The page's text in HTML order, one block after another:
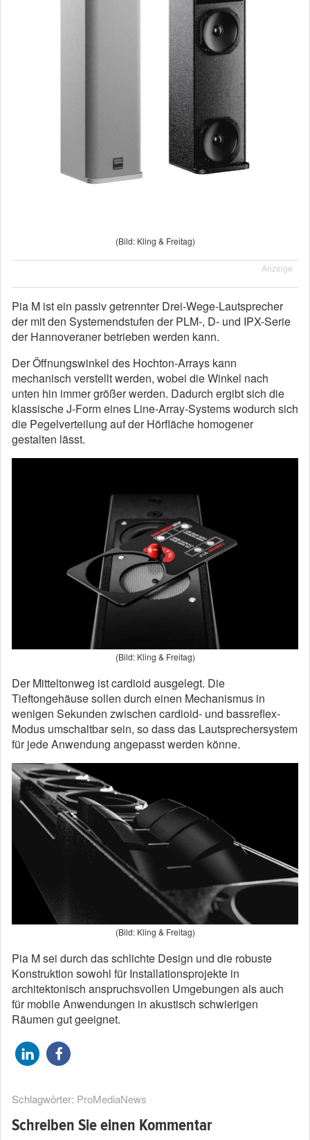
(Bild: Kling & Freitag)
Anzeige
Pia M ist ein passiv getrennter Drei-Wege-Lautsprecher
der mit den Systemendstufen der PLM-, D- und IPX-Serie
der Hannoveraner betrieben werden kann.
Der Öffnungswinkel des Hochton-Arrays kann
mechanisch verstellt werden, wobei die Winkel nach
unten hin immer größer werden. Dadurch ergibt sich die
klassische J-Form eines Line-Array-Systems wodurch sich
die Pegelverteilung auf der Hörfläche homogener
gestalten lässt.
(Bild: Kling & Freitag)
Der Mitteltonweg ist cardioid ausgelegt. Die
Tieftongehäuse sollen durch einen Mechanismus in
wenigen Sekunden zwischen cardioid- und bassreflex-
Modus umschaltbar sein, so dass das Lautsprechersystem
für jede Anwendung angepasst werden könne.
(Bild: Kling & Freitag)
Pia M sei durch das schlichte Design und die robuste
Konstruktion sowohl für Installationsprojekte in
architektonisch anspruchsvollen Umgebungen als auch
für mobile Anwendungen in akustisch schwierigen
Räumen gut geeignet.
Schlagwörter: ProMediaNews
Schreiben Sie einen Kommentar